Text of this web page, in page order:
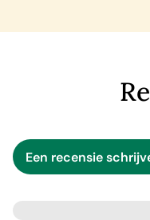
Een recensie